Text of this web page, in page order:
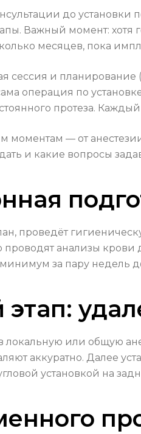
до
Важный момент:
месяцев, пока
сессия и
операция по
протеза.
моментам — от
и какие вопросы
проведёт
проводят анализы
минимум за пару
или общую
аккуратно. Далее
установкой на